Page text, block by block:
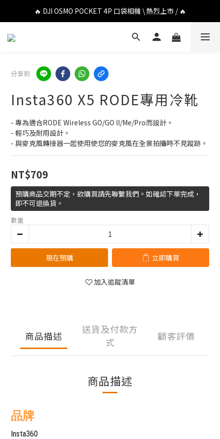
🔥 DJI OSMO POCKET 4P 口袋相機 \ 熱烈上市 / 🔥
🔥 DJI OSMO POCKET 4P 口袋相機 \ 熱烈上市 / 🔥
🔥 Insta360 Luna Ultra 雲台相機 \ 熱烈上市 / 🔥
🔥 DJI OSMO POCKET 4P 口袋相機 \ 熱烈上市 / 🔥
分享到
Insta360 X5 RODE專用冷靴
- 專為適合RODE Wireless GO/GO II/Me/Pro而設計。
- 輕巧及耐用設計。
- 與麥克風轉接器一起使用使您的麥克風在全景拍攝時不見蹤跡。
NT$709
預購商品交期不定，欲購買請先聯繫我們。如確認下單完成，
即不可退換貨。
數量
現在預購 立即購買
加入追蹤清單
商品描述
送貨及付款方
式
顧客評價
商品描述
品牌
Insta360